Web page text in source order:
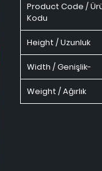
Product Code /
Kodu
Height / Uzunluk
Width / Genişlik-
Weight / Ağırlık